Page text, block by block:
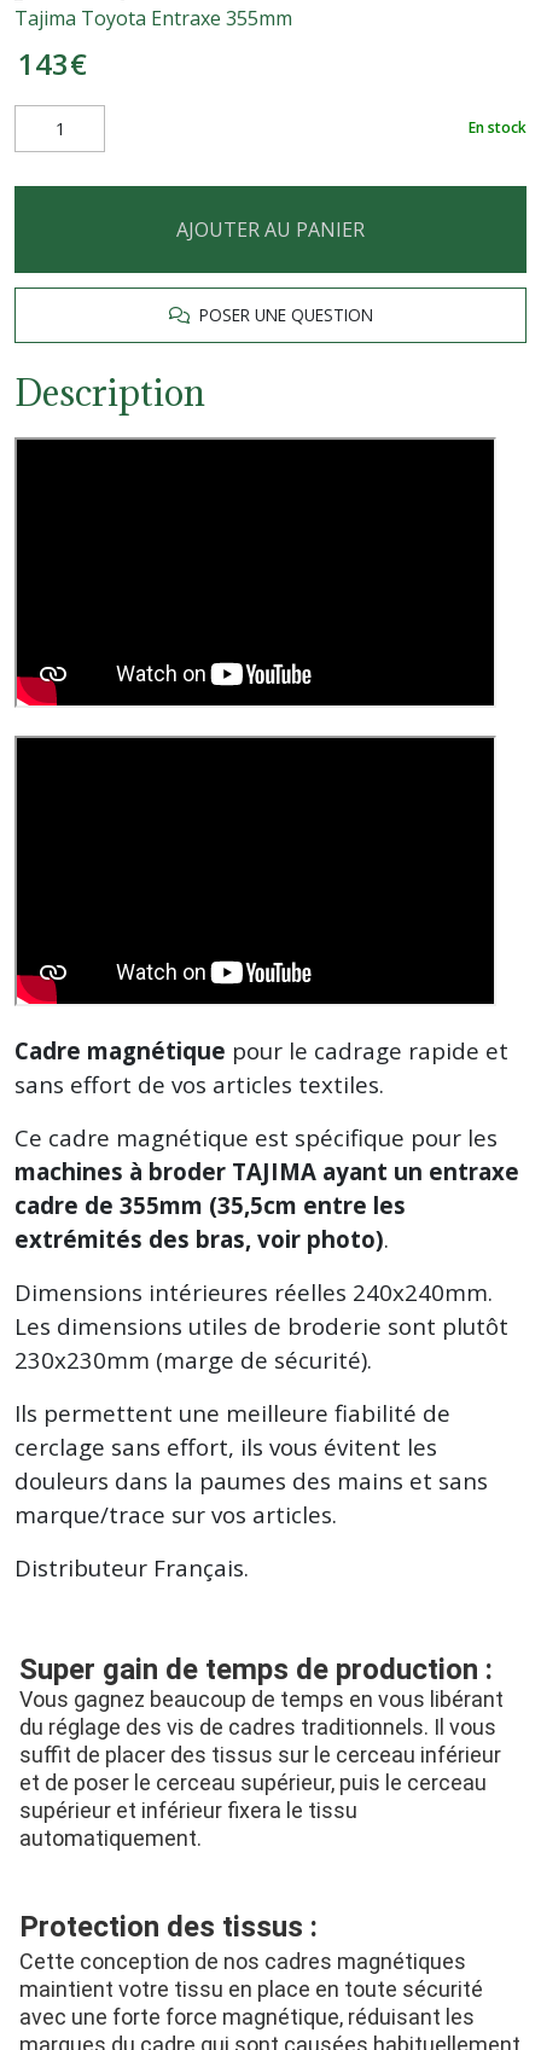
Tajima Toyota Entraxe 355mm
143€
En stock
AJOUTER AU PANIER
POSER UNE QUESTION
Description
Cadre magnétique pour le cadrage rapide et
sans effort de vos articles textiles.
Ce cadre magnétique est spécifique pour les
machines à broder TAJIMA ayant un entraxe
cadre de 355mm (35,5cm entre les
extrémités des bras, voir photo).
Dimensions intérieures réelles 240x240mm.
Les dimensions utiles de broderie sont plutôt
230x230mm (marge de sécurité).
Ils permettent une meilleure fiabilité de
cerclage sans effort, ils vous évitent les
douleurs dans la paumes des mains et sans
marque/trace sur vos articles.
Distributeur Français.
Super gain de temps de production :
Vous gagnez beaucoup de temps en vous libérant
du réglage des vis de cadres traditionnels. Il vous
suffit de placer des tissus sur le cerceau inférieur
et de poser le cerceau supérieur, puis le cerceau
supérieur et inférieur fixera le tissu
automatiquement.
Protection des tissus :
Cette conception de nos cadres magnétiques
maintient votre tissu en place en toute sécurité
avec une forte force magnétique, réduisant les
marques du cadre qui sont causées habituellement